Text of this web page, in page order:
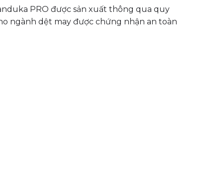
PRO được sản xuất thông qua quy
ngành dệt may được chứng nhận an toàn